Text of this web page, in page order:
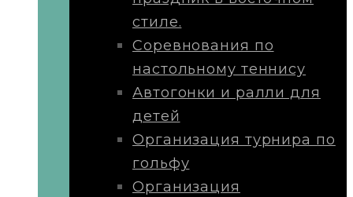
стиле.
Соревнования по
настольному теннису
Автогонки и ралли для
детей
Организация турнира по
гольфу
Организация